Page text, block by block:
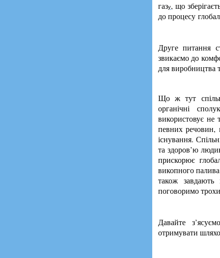
газу, що
до процесу
Друге питання
звикаємо до
для виробництва
Що ж тут
органічні
використовує не
певних речовин,
існування.
та здоров’ю
прискорює
викопного
також
поговоримо
Давайте
отримувати